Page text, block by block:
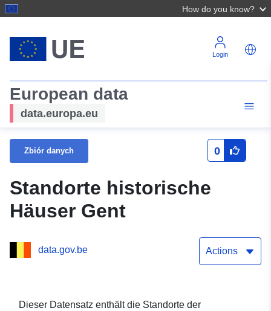
How do you know?
Login
European data
data.europa.eu
Zbiór danych 0
Standorte historische
Häuser Gent
data.gov.be Actions
Dieser Datensatz enthält die Standorte der